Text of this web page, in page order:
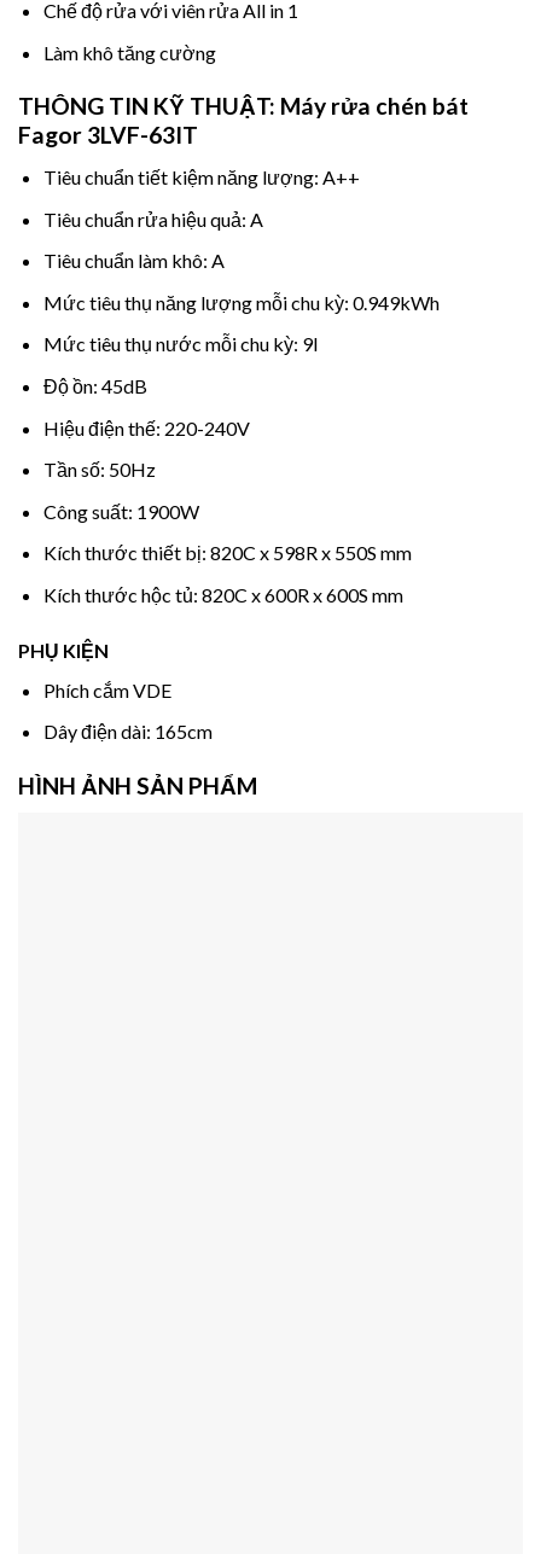
Chế độ rửa với viên rửa All in 1
Làm khô tăng cường
THÔNG TIN KỸ THUẬT: Máy rửa chén bát
Fagor 3LVF-63IT
Tiêu chuẩn tiết kiệm năng lượng: A++
Tiêu chuẩn rửa hiệu quả: A
Tiêu chuẩn làm khô: A
Mức tiêu thụ năng lượng mỗi chu kỳ: 0.949kWh
Mức tiêu thụ nước mỗi chu kỳ: 9l
Độ ồn: 45dB
Hiệu điện thế: 220-240V
Tần số: 50Hz
Công suất: 1900W
Kích thước thiết bị: 820C x 598R x 550S mm
Kích thước hộc tủ: 820C x 600R x 600S mm
PHỤ KIỆN
Phích cắm VDE
Dây điện dài: 165cm
HÌNH ẢNH SẢN PHẨM